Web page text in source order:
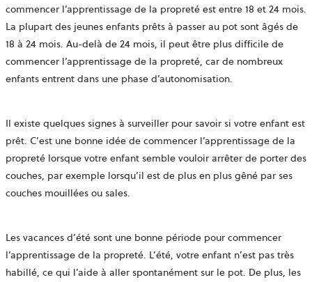
commencer l’apprentissage de la propreté est entre 18 et 24 mois.
La plupart des jeunes enfants prêts à passer au pot sont âgés de
18 à 24 mois. Au-delà de 24 mois, il peut être plus difficile de
commencer l’apprentissage de la propreté, car de nombreux
enfants entrent dans une phase d’autonomisation.
Il existe quelques signes à surveiller pour savoir si votre enfant est
prêt. C’est une bonne idée de commencer l’apprentissage de la
propreté lorsque votre enfant semble vouloir arrêter de porter des
couches, par exemple lorsqu’il est de plus en plus gêné par ses
couches mouillées ou sales.
Les vacances d’été sont une bonne période pour commencer
l’apprentissage de la propreté. L’été, votre enfant n’est pas très
habillé, ce qui l’aide à aller spontanément sur le pot. De plus, les